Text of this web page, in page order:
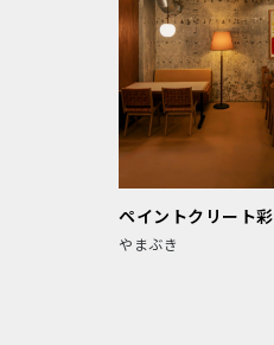
ペイントクリート彩
やまぶき